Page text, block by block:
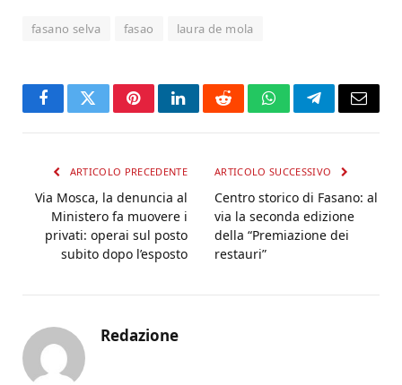
fasano selva fasao laura de mola
FacebookTwitterPinterestLinkedInRedditWhatsAppTelegramEmail
ARTICOLO PRECEDENTE
Via Mosca, la denuncia al
Ministero fa muovere i
privati: operai sul posto
subito dopo l’esposto
ARTICOLO SUCCESSIVO
Centro storico di Fasano: al
via la seconda edizione
della “Premiazione dei
restauri”
Redazione